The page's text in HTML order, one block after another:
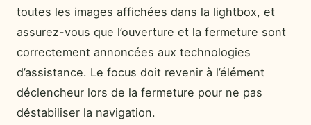
toutes les images affichées dans la lightbox, et
assurez-vous que l’ouverture et la fermeture sont
correctement annoncées aux technologies
d’assistance. Le focus doit revenir à l’élément
déclencheur lors de la fermeture pour ne pas
déstabiliser la navigation.